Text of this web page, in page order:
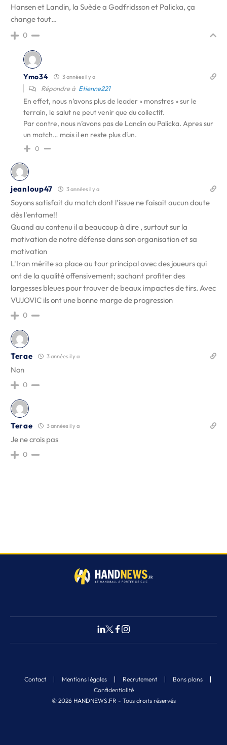
Hansen et Landin, la Suède a Godfridsson et Palicka, ça
change tout…
0
Ymo34 3 années il y a
Répondre à Etienne221
En effet, nous n’avons plus de leader « monstres » sur le
terrain, le salut ne peut venir que du collectif.
Par contre, nous n’avons pas de Landin ou Palicka. Apres sur
un match… mais il en reste plus d’un.
0
jeanloup47 3 années il y a
Soyons satisfait du match dont l'issue ne faisait aucun doute
dès l'entame!!
Quand au contenu il a beaucoup à dire , surtout sur la
motivation de notre défense dans son organisation et sa
motivation
L'Iran mérite sa place au tour principal avec des joueurs qui
ont de la qualité offensivement; sachant profiter des
largesses bleues pour trouver de beaux impactes de tirs. Avec
VUJOVIC ils ont une bonne marge de progression
0
Terae 3 années il y a
Non
0
Terae 3 années il y a
Je ne crois pas
0
© 2026 HANDNEWS.FR - Tous droits réservés
Contact Mentions légales Recrutement
Bons plans
Confidentialité